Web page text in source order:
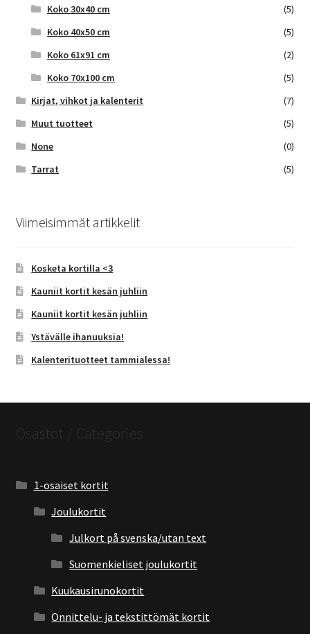
Koko 30x40 cm
(5)
Koko 40x50 cm
(5)
Koko 61x91 cm
(2)
Koko 70x100 cm
(5)
Kirjat, vihkot ja kalenterit
(7)
Muut tuotteet
(5)
None
(0)
Tarrat
(5)
Viimeisimmät artikkelit
Kosketa kortilla <3
Kauniit kortit kesän juhliin
Kauniit kortit kesän juhliin
Ystävälle ihanuuksia!
Kalenterituotteet tammialessa!
Osastot / Categories
1-osaiset kortit
Joulukortit
Julkort på svenska/utan text
Suomenkieliset joulukortit
Kuukausirunokortit
Onnittelu- ja tekstittömät kortit